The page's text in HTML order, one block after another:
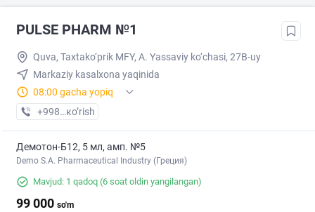
PULSE PHARM №1
Quva, Taxtako‘prik MFY, A. Yassaviy ko‘chasi, 27B-uy
Markaziy kasalxona yaqinida
08:00 gacha yopiq
+998 (90) XXX-XX-XX
кo’rish
Демотон-Б12, 5 мл, амп. №5
Demo S.A. Pharmaceutical Industry (Греция)
Mavjud: 1 qadoq (6 soat oldin yangilangan)
99 000 so'm